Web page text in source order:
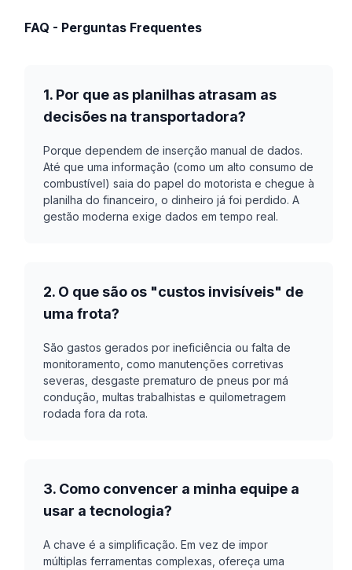
FAQ - Perguntas Frequentes
1. Por que as planilhas atrasam as
decisões na transportadora?
Porque dependem de inserção manual de dados.
Até que uma informação (como um alto consumo de
combustível) saia do papel do motorista e chegue à
planilha do financeiro, o dinheiro já foi perdido. A
gestão moderna exige dados em tempo real.
2. O que são os "custos invisíveis" de
uma frota?
São gastos gerados por ineficiência ou falta de
monitoramento, como manutenções corretivas
severas, desgaste prematuro de pneus por má
condução, multas trabalhistas e quilometragem
rodada fora da rota.
3. Como convencer a minha equipe a
usar a tecnologia?
A chave é a simplificação. Em vez de impor
múltiplas ferramentas complexas, ofereça uma